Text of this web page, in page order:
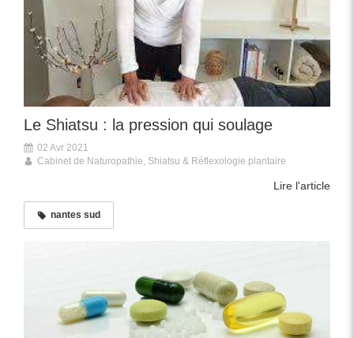
Le Shiatsu : la pression qui soulage
02 Avr 2021
Cabinet de Naturopathie, Shiatsu & Réflexologie plantaire
Lire l'article
nantes sud